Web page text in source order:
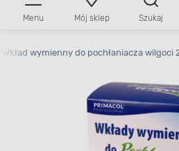
Menu Mój sklep Szukaj
Wkład wymienny do pochłaniacza